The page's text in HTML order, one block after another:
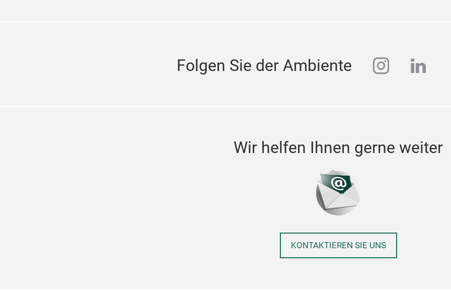
Folgen Sie der Ambiente
Wir helfen Ihnen gerne weiter
KONTAKTIEREN SIE UNS